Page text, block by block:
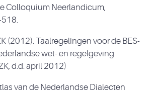
Colloquium Neerlandicum,
(2012). Taalregelingen voor de BES-
wet- en regelgeving
d.d. april 2012)
van de Nederlandse Dialecten